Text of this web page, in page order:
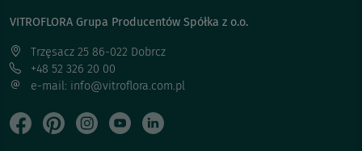
VITROFLORA Grupa Producentów Spółka z o.o.
Trzęsacz 25 86-022 Dobrcz
+48 52 326 20 00
e-mail: info@vitroflora.com.pl